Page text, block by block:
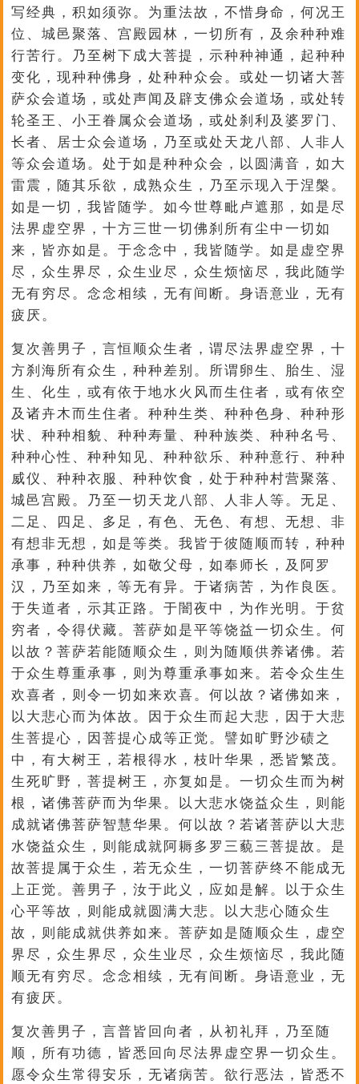
写经典，积如须弥。为重法故，不惜身命，何况王
位、城邑聚落、宫殿园林，一切所有，及余种种难
行苦行。乃至树下成大菩提，示种种神通，起种种
变化，现种种佛身，处种种众会。或处一切诸大菩
萨众会道场，或处声闻及辟支佛众会道场，或处转
轮圣王、小王眷属众会道场，或处刹利及婆罗门、
长者、居士众会道场，乃至或处天龙八部、人非人
等众会道场。处于如是种种众会，以圆满音，如大
雷震，随其乐欲，成熟众生，乃至示现入于涅槃。
如是一切，我皆随学。如今世尊毗卢遮那，如是尽
法界虚空界，十方三世一切佛刹所有尘中一切如
来，皆亦如是。于念念中，我皆随学。如是虚空界
尽，众生界尽，众生业尽，众生烦恼尽，我此随学
无有穷尽。念念相续，无有间断。身语意业，无有
疲厌。
复次善男子，言恒顺众生者，谓尽法界虚空界，十
方刹海所有众生，种种差别。所谓卵生、胎生、湿
生、化生，或有依于地水火风而生住者，或有依空
及诸卉木而生住者。种种生类、种种色身、种种形
状、种种相貌、种种寿量、种种族类、种种名号、
种种心性、种种知见、种种欲乐、种种意行、种种
威仪、种种衣服、种种饮食，处于种种村营聚落、
城邑宫殿。乃至一切天龙八部、人非人等。无足、
二足、四足、多足，有色、无色、有想、无想、非
有想非无想，如是等类。我皆于彼随顺而转，种种
承事，种种供养，如敬父母，如奉师长，及阿罗
汉，乃至如来，等无有异。于诸病苦，为作良医。
于失道者，示其正路。于闇夜中，为作光明。于贫
穷者，令得伏藏。菩萨如是平等饶益一切众生。何
以故？菩萨若能随顺众生，则为随顺供养诸佛。若
于众生尊重承事，则为尊重承事如来。若令众生生
欢喜者，则令一切如来欢喜。何以故？诸佛如来，
以大悲心而为体故。因于众生而起大悲，因于大悲
生菩提心，因菩提心成等正觉。譬如旷野沙碛之
中，有大树王，若根得水，枝叶华果，悉皆繁茂。
生死旷野，菩提树王，亦复如是。一切众生而为树
根，诸佛菩萨而为华果。以大悲水饶益众生，则能
成就诸佛菩萨智慧华果。何以故？若诸菩萨以大悲
水饶益众生，则能成就阿耨多罗三藐三菩提故。是
故菩提属于众生，若无众生，一切菩萨终不能成无
上正觉。善男子，汝于此义，应如是解。以于众生
心平等故，则能成就圆满大悲。以大悲心随众生
故，则能成就供养如来。菩萨如是随顺众生，虚空
界尽，众生界尽，众生业尽，众生烦恼尽，我此随
顺无有穷尽。念念相续，无有间断。身语意业，无
有疲厌。
复次善男子，言普皆回向者，从初礼拜，乃至随
顺，所有功德，皆悉回向尽法界虚空界一切众生。
愿令众生常得安乐，无诸病苦。欲行恶法，皆悉不